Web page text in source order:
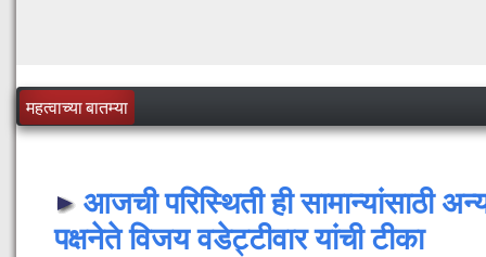
महत्वाच्या बातम्या
आजची परिस्थिती ही सामान्यांसाठी
पक्षनेते विजय वडेट्टीवार यांची टीका